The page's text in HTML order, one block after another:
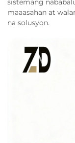
sistemang
maaasahan at
na solusyon.